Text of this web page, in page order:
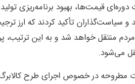
قیمت‌ها، بهبود برنامه‌ریزی تولید
و سیاست‌گذاران تأکید کردند که ارز
منتقل خواهد شد و به این ترتیب،
می‌شود.
مطروحه در خصوص اجرای طرح